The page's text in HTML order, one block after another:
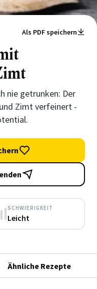
Als PDF speichern
nie getrunken: Der
Zimt verfeinert -
SCHWIERIGKEIT
Leicht
Ähnliche Rezepte